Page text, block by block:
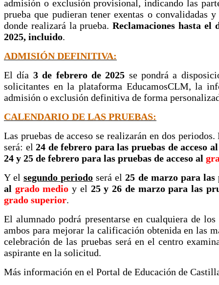
admisión o exclusión provisional, indicando las
prueba que pudieran tener exentas o convalidadas
donde realizará la prueba.Reclamaciones hasta el
2025, incluido.
ADMISIÓN DEFINITIVA:
El día 3 de febrero de 2025 se pondrá a
solicitantes en la plataforma EducamosCLM, la
admisión o exclusión definitiva de forma
CALENDARIO DE LAS PRUEBAS:
Las pruebas de acceso se realizarán en dos
será: el24 de febrero para las pruebas de acceso
24 y 25 de febrero para las pruebas de acceso al
Y elsegundo periodo será el25 de marzo para las
al grado medio y el 25 y 26 de marzo para las
grado superior.
El alumnado podrá presentarse en cualquiera de
ambos para mejorar la calificación obtenida en las
celebración de las pruebas será en el centro
aspirante en la solicitud.
Más información en el Portal de Educación de